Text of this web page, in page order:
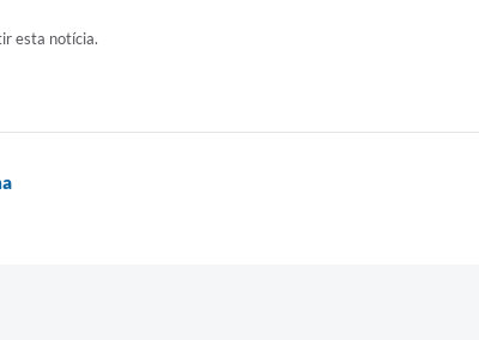
esta notícia.